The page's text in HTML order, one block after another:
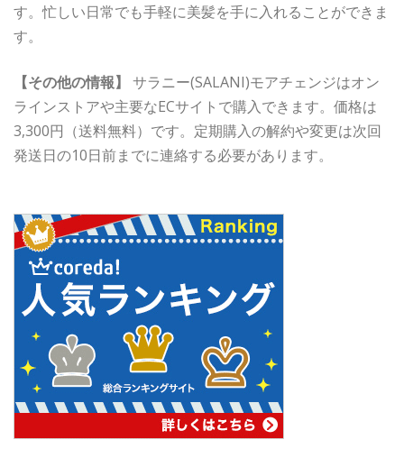
す。忙しい日常でも手軽に美髪を手に入れることができま
す。
【その他の情報】
サラニー(SALANI)モアチェンジはオン
ラインストアや主要なECサイトで購入できます。価格は
3,300円（送料無料）です。定期購入の解約や変更は次回
発送日の10日前までに連絡する必要があります。